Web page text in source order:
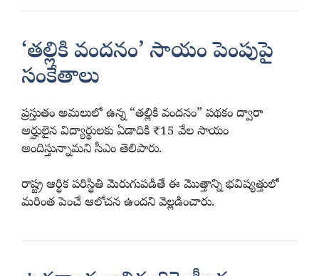
‘తల్లికి వందనం’ సాయం పెంపుపై
సంకేతాలు
ప్రస్తుతం అమలులో ఉన్న “తల్లికి వందనం” పథకం ద్వారా
అర్హులైన విద్యార్థులకు ఏడాదికి ₹15 వేల సాయం
అందిస్తున్నామని సీఎం తెలిపారు.
రాష్ట్ర ఆర్థిక పరిస్థితి మెరుగుపడితే ఈ మొత్తాన్ని భవిష్యత్తులో
మరింత పెంచే ఆలోచన ఉందని వెల్లడించారు.